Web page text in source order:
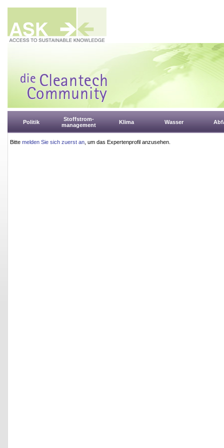
Politik
Stoffstrom-
management
Klima Wasser
Bitte melden Sie sich zuerst an , um das Expertenprofil anzusehen.